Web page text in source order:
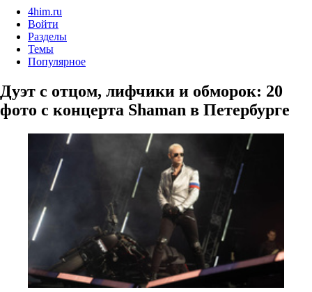
4him.ru
Войти
Разделы
Темы
Популярное
Дуэт с отцом, лифчики и обморок: 20
фото с концерта Shaman в Петербурге